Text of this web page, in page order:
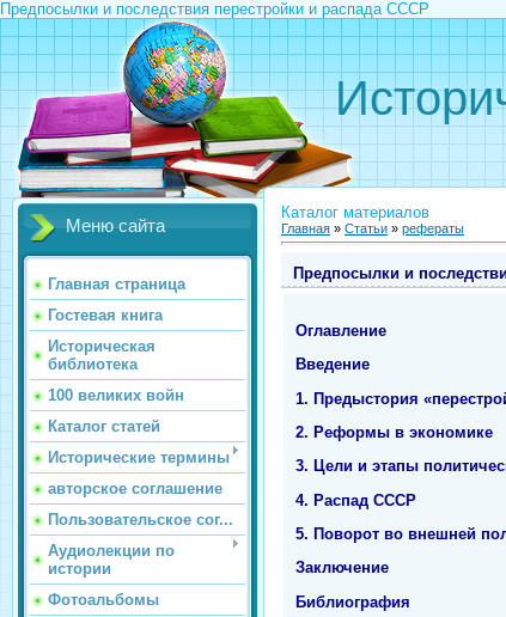
Предпосылки и последствия перестройки и распада СССР
Меню сайта
Главная страница
Гостевая книга
Историческая
библиотека
100 великих войн
Каталог статей
Исторические термины
авторское соглашение
Пользовательское сог...
Аудиолекции по
истории
Фотоальбомы
Каталог материалов
Главная » Статьи » рефераты
Предпосылки и
Оглавление
Введение
1. Предыстория
2. Реформы в экономике
3. Цели и этапы
4. Распад СССР
5. Поворот во внешней
Заключение
Библиография